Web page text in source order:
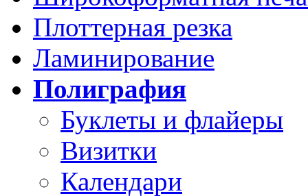
Плоттерная резка
Ламинирование
Полиграфия
Буклеты и флайеры
Визитки
Календари